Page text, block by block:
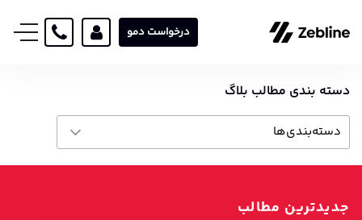
درخواست دمو
دسته بندی مطالب بلاگ
دسته‌بندی‌ها
جدیدترین مطالب